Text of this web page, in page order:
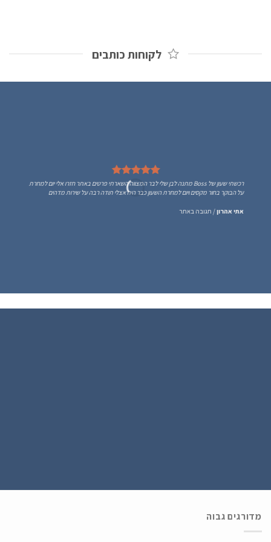
לקוחות כותבים
רכשתי שעון של Boss מתנה לבן שלי לבר המצווה השארתי פרטים באתר חזרו אלי יום למחרת
על הבוקר בחור מקסים ויום למחרת השעון כבר היה אצלי תודה רבה על שירות מדהים
אתי אהרון/ תגובה באתר
מדורגים גבוה